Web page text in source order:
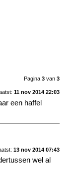
Pagina 3van 3
11 nov 2014 22:03
een haffel
13 nov 2014 07:43
wel al